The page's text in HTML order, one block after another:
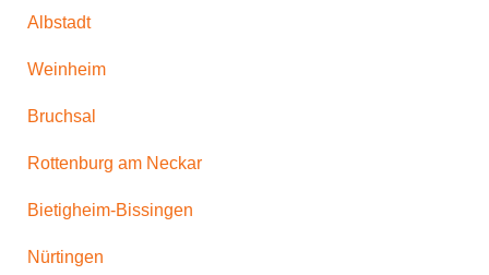
Albstadt
Weinheim
Bruchsal
Rottenburg am Neckar
Bietigheim-Bissingen
Nürtingen